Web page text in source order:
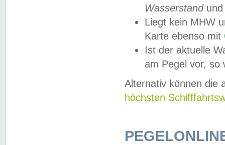
Wasserstandund
Liegt kein MHW
Karte ebenso mit
Ist der aktuelle
am Pegel vor,
Alternativ können die
höchsten